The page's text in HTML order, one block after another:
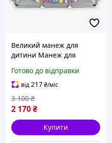
Великий манеж для
дитини Манеж для
ігровий квадратний
манеж Манеж із
великими розмірами
180х120
Готово до відправки
від217₴/міс
2 170₴
3 100 ₴
Купити